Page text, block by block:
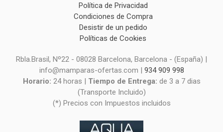
Política de Privacidad
Condiciones de Compra
Desistir de un pedido
Políticas de Cookies
Rbla.Brasil, Nº22 - 08028 Barcelona, Barcelona - (España) |
info@mamparas-ofertas.com | 934 909 998
Horario: 24 horas | Tiempo de Entrega: de 3 a 7 dias
(Transporte Incluido)
(*) Precios con Impuestos incluidos